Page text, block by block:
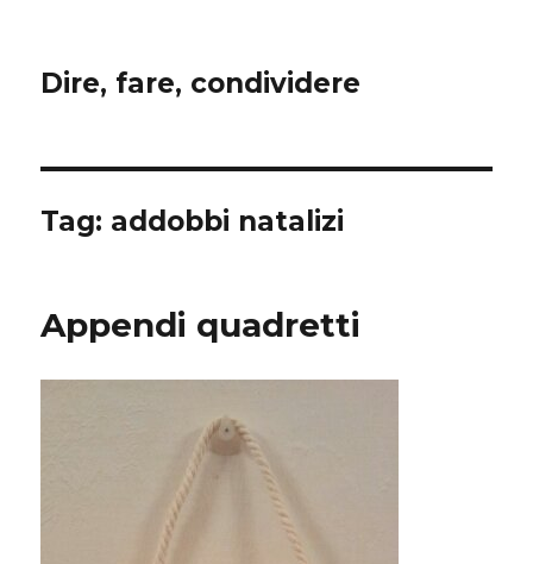
Dire, fare, condividere
Tag: addobbi natalizi
Appendi quadretti